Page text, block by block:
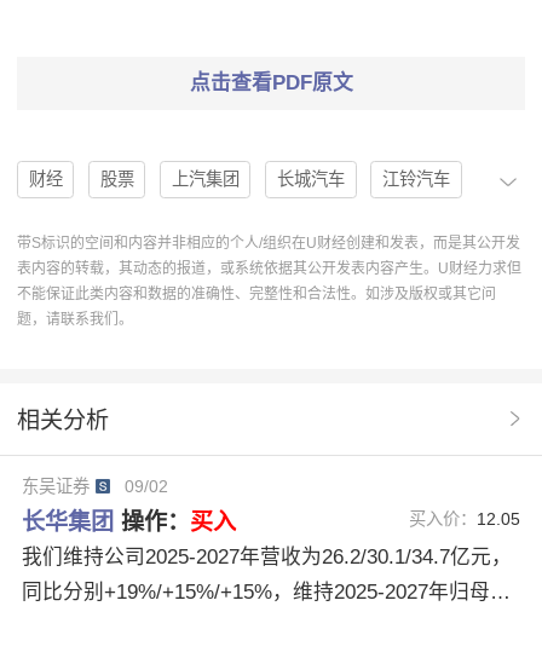
点击查看PDF原文
财经 股票 上汽集团 长城汽车 江铃汽车
长三角 珠三角 吉利汽车 新材料 新能源车
无人机 半导体 乘用车 轻量化 毛利率
605018 人形机器人
飞行汽车 新能源赛道 汽车紧固件 碳陶刹车盘
带S标识的空间和内容并非相应的个人/组织在U财经创建和发表，而是其公开发
表内容的转载，其动态的报道，或系统依据其公开发表内容产生。U财经力求但
不能保证此类内容和数据的准确性、完整性和合法性。如涉及版权或其它问
题，请联系我们。
相关分析
东吴证券 09/02
长华集团 操作： 买入 买入价： 12.05
我们维持公司2025-2027年营收为26.2/30.1/34.7亿元，
同比分别+19%/+15%/+15%，维持2025-2027年归母净